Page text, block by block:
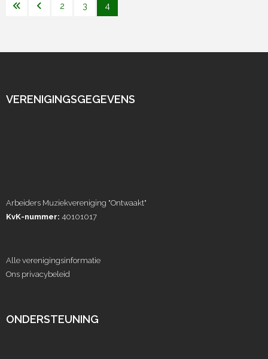
2 3 4
VERENIGINGSGEGEVENS
Arbeiders Muziekvereniging "Ontwaakt"
KvK-nummer: 40101017
Alle verenigingsinformatie
Ons privacybeleid
ONDERSTEUNING